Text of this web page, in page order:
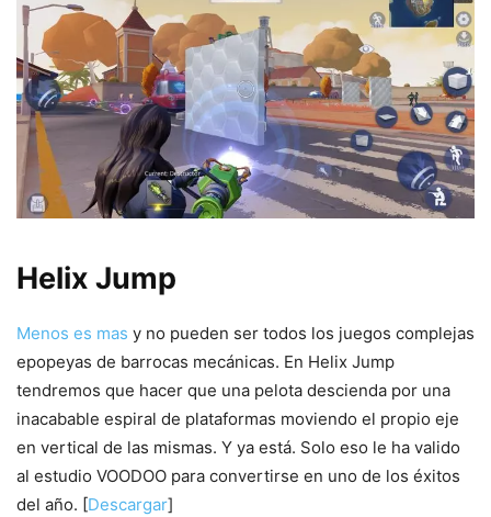
Helix Jump
Menos es mas y no pueden ser todos los juegos complejas
epopeyas de barrocas mecánicas. En Helix Jump
tendremos que hacer que una pelota descienda por una
inacabable espiral de plataformas moviendo el propio eje
en vertical de las mismas. Y ya está. Solo eso le ha valido
al estudio VOODOO para convertirse en uno de los éxitos
del año. [Descargar]